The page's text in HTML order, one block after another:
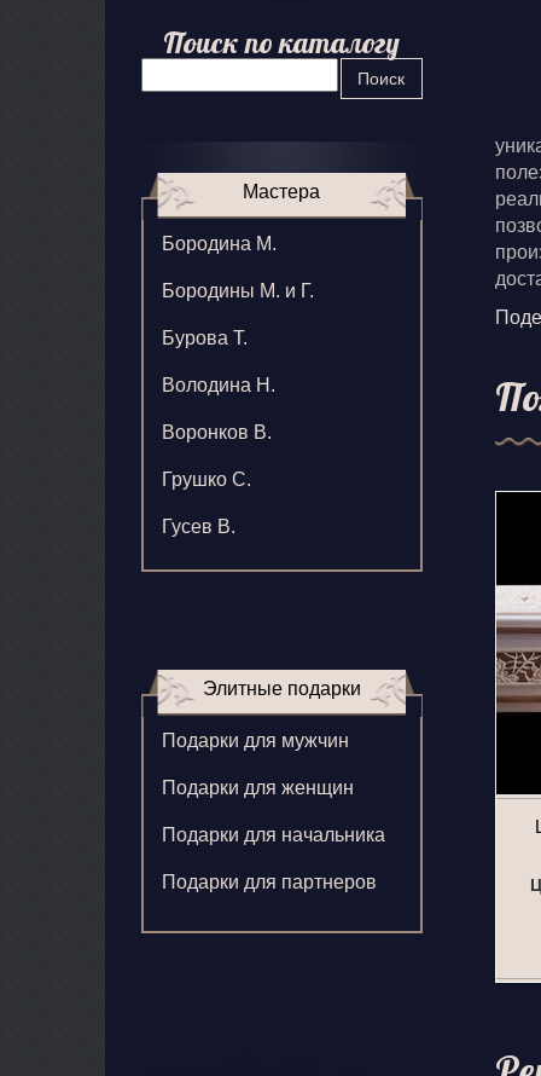
Поиск по каталогу
Поиск
Мастера
Бородина М.
Бородины М. и Г.
Бурова Т.
Володина Н.
Воронков В.
Грушко С.
Гусев В.
Зверева В.
Кормилицына Е.
Корнилова В.
Элитные подарки
Подарки для мужчин
Подарки для женщин
Подарки для начальника
Подарки для партнеров